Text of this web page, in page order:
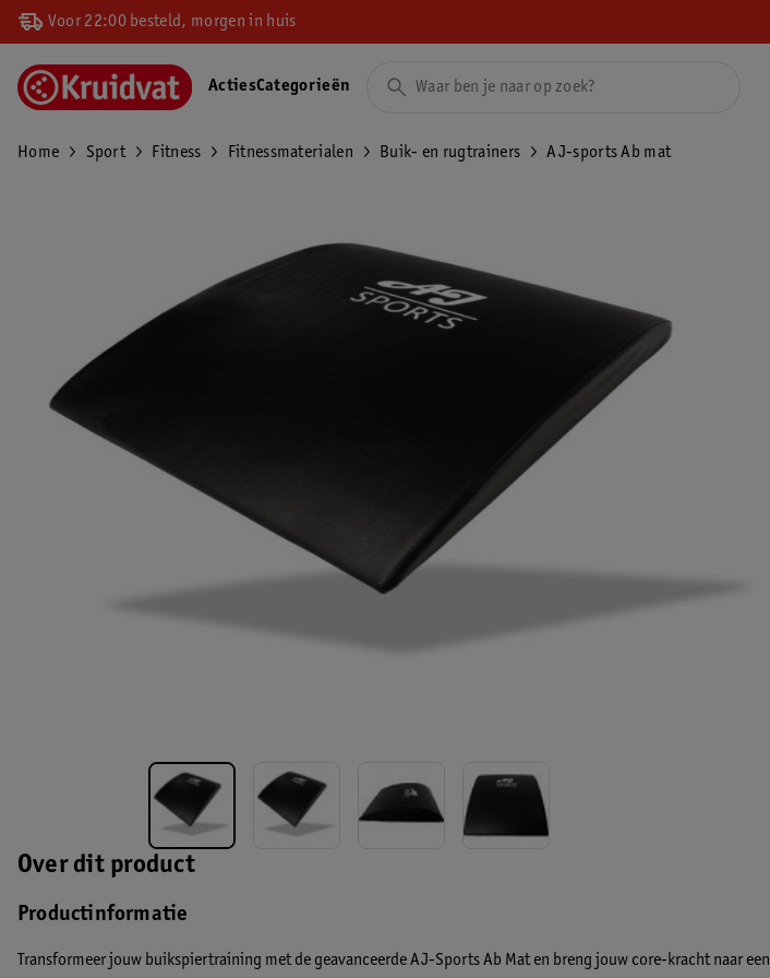
Voor 22:00 besteld, morgen in huis
ActiesCategorieën
Home Sport Fitness Fitnessmaterialen Buik- en rugtrainers AJ-sports Ab mat
Over dit product
Productinformatie
Transformeer jouw buikspiertraining met de geavanceerdeAJ-Sports Ab Maten breng jouw core-kracht naar een